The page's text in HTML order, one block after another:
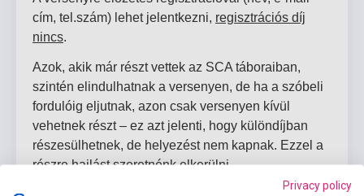
cím, tel.szám) lehet jelentkezni, regisztrációs díj
nincs.
Azok, akik már részt vettek az SCA táboraiban,
szintén elindulhatnak a versenyen, de ha a szóbeli
fordulóig eljutnak, azon csak versenyen kívül
vehetnek részt – ez azt jelenti, hogy különdíjban
részesülhetnek, de helyezést nem kapnak. Ezzel a
részre hajlást szeretnénk elkerülni.
Privacy policy